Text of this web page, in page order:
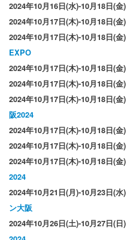
2024年10月16日(水)-10月18日(金)
2024年10月17日(木)-10月18日(金)
2024年10月17日(木)-10月18日(金)
EXPO
2024年10月17日(木)-10月18日(金)
2024年10月17日(木)-10月18日(金)
2024年10月17日(木)-10月18日(金)
阪2024
2024年10月17日(木)-10月18日(金)
2024年10月17日(木)-10月18日(金)
2024年10月17日(木)-10月18日(金)
2024
2024年10月21日(月)-10月23日(水)
ン大阪
2024年10月26日(土)-10月27日(日)